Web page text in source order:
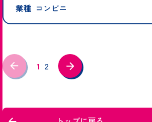
業種 コンビニ
1 2